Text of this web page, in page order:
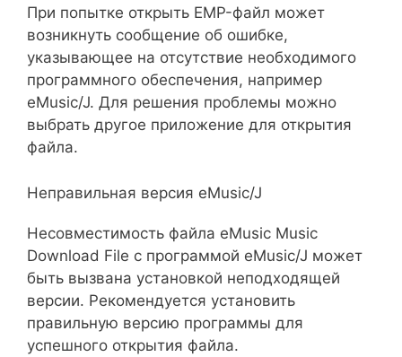
При попытке открыть EMP-файл может
возникнуть сообщение об ошибке,
указывающее на отсутствие необходимого
программного обеспечения, например
eMusic/J. Для решения проблемы можно
выбрать другое приложение для открытия
файла.
Неправильная версия eMusic/J
Несовместимость файла eMusic Music
Download File с программой eMusic/J может
быть вызвана установкой неподходящей
версии. Рекомендуется установить
правильную версию программы для
успешного открытия файла.